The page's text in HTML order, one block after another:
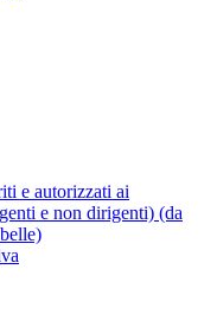
e autorizzati ai
e non dirigenti) (da